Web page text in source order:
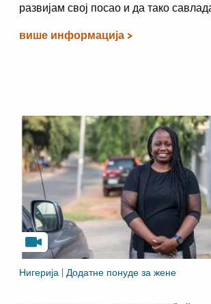
развијам свој посао и да тако
више информација >
Нигерија | Додатне понуде за жене